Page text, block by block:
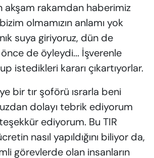
akşam rakamdan haberimiz
olmamızın anlamı yok
suya giriyoruz, dün de
de öyleydi... İşverenle
istedikleri kararı çıkartıyorlar.
bir tır şoförü ısrarla beni
dolayı tebrik ediyorum
ediyorum. Bu TIR
nasıl yapıldığını biliyor da,
görevlerde olan insanların